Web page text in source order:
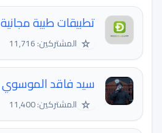
تطبيقات طبية مجانية
☆ المشتركين: 11,716
سيد فاقد الموسوي
☆ المشتركين: 11,400